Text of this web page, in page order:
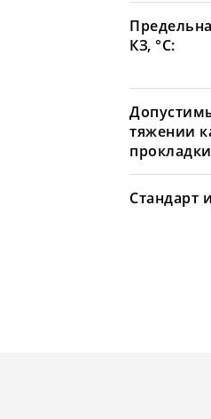
КЗ, °С:
тяжении
Стандарт